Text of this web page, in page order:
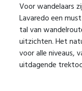
Voor wandelaars
Lavaredo een
tal van
uitzichten. Het
voor alle niveaus,
uitdagende